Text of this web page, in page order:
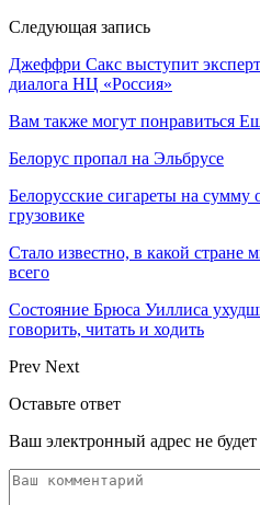
Следующая запись
Джеффри Сакс выступит
диалога НЦ «Россия»
Вам также могут понравиться
Белорус пропал на Эльбрусе
Белорусские сигареты на сумму
грузовике
Стало известно, в какой
всего
Состояние Брюса Уиллиса
говорить, читать и ходить
Prev Next
Оставьте ответ
Ваш электронный адрес не